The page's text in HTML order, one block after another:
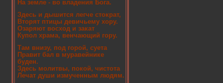
На земле - во владения Бога.
Здесь и дышится легче стократ,
Вторят птицы девичьему хору.
Озаряют восход и закат
Купол храма, венчающий гору.
Там внизу, под горой, суета
Правит бал в муравейнике
буден.
Здесь молитвы, покой, чистота
Лечат души измученным людям.